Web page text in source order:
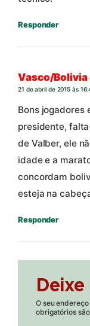
Responder
Vasco/Bolivia
21 de abril de 2015 às
Bons jogadores
presidente,
de Valber, ele
idade e a
concordam
esteja na
Responder
O seu
obrigatórios